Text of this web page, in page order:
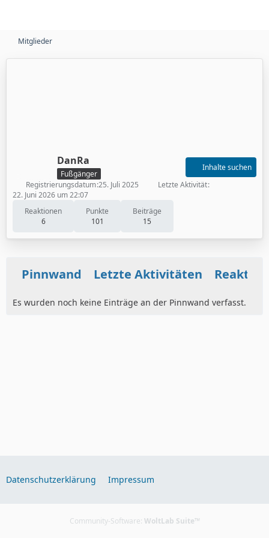
Mitglieder
DanRa
Fußgänger
Reaktionen
6
Punkte
101
Beiträge
15
Inhalte suchen
Registrierungsdatum 25. Juli 2025
Letzte Aktivität
22. Juni 2026 um 22:07
Pinnwand Letzte Aktivitäten
Es wurden noch keine Einträge an der Pinnwand verfasst.
Datenschutzerklärung Impressum
Community-Software: WoltLab Suite™